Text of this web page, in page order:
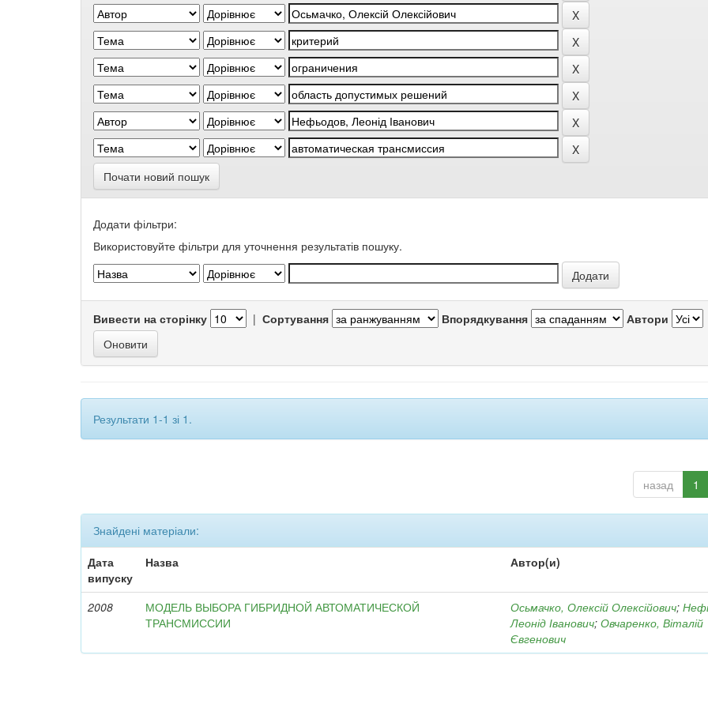
Почати новий пошук
Додати фільтри:
Використовуйте фільтри для уточнення результатів пошуку.
Вивести на сторінку | Сортування Впорядкування Автори
Результати 1-1 зі 1.
назад 1
Знайдені матеріали:
Дата
випуску
Назва Автор(и)
2008
МОДЕЛЬ ВЫБОРА ГИБРИДНОЙ АВТОМАТИЧЕСКОЙ
ТРАНСМИССИИ
Осьмачко, Олексій Олексійович;
Леонід Іванович;Овчаренко, Віталій
Євгенович